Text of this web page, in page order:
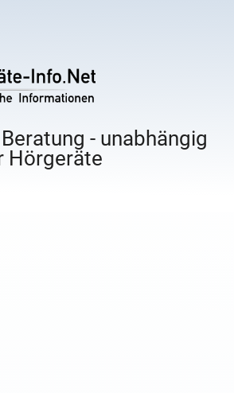
- unabhängig
Hörgeräte